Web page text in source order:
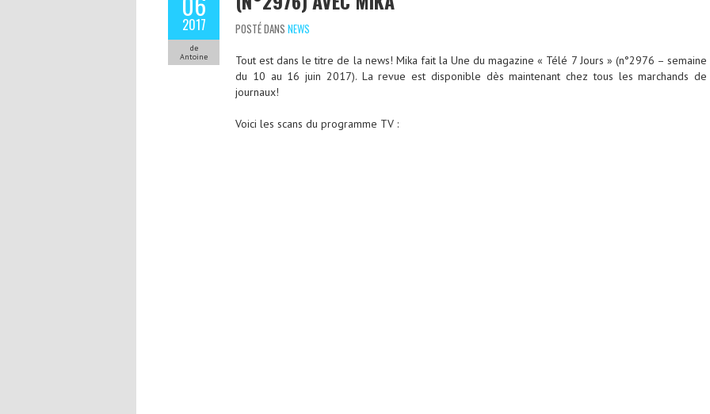
2017
de
Antoine
POSTÉ DANS NEWS
Tout est dans le titre de la news! Mika fait la Une du magazine « Télé 7 Jours » (n°2976 – semaine
du 10 au 16 juin 2017). La revue est disponible dès maintenant chez tous les marchands de
journaux!
Voici les scans du programme TV :